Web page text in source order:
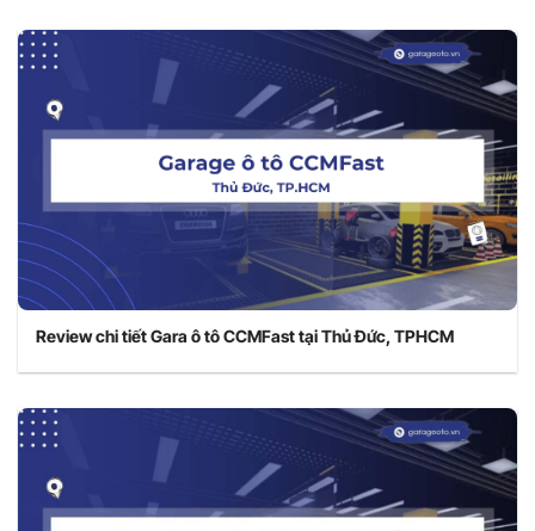
Review chi tiết Gara ô tô CCMFast tại Thủ Đức, TPHCM